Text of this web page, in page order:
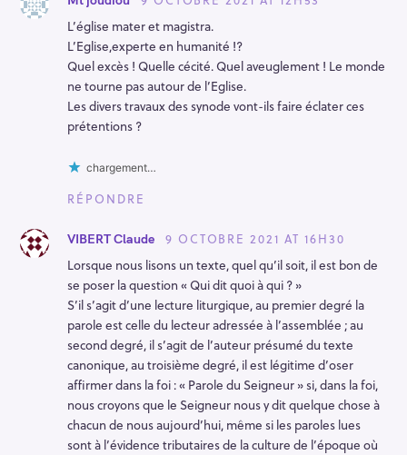
L’église mater et magistra.
L’Eglise,experte en humanité !?
Quel excès ! Quelle cécité. Quel aveuglement ! Le monde
ne tourne pas autour de l’Eglise.
Les divers travaux des synode vont-ils faire éclater ces
prétentions ?
chargement…
RÉPONDRE
VIBERT Claude
9 OCTOBRE 2021 AT 16H30
Lorsque nous lisons un texte, quel qu’il soit, il est bon de
se poser la question « Qui dit quoi à qui ? »
S’il s’agit d’une lecture liturgique, au premier degré la
parole est celle du lecteur adressée à l’assemblée ; au
second degré, il s’agit de l’auteur présumé du texte
canonique, au troisième degré, il est légitime d’oser
affirmer dans la foi : « Parole du Seigneur » si, dans la foi,
nous croyons que le Seigneur nous y dit quelque chose à
chacun de nous aujourd’hui, même si les paroles lues
sont à l’évidence tributaires de la culture de l’époque où